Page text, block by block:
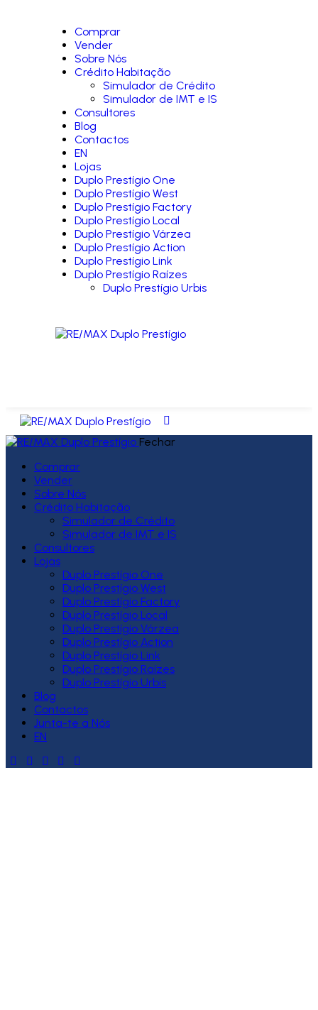
Comprar
Vender
Sobre Nós
Crédito Habitação
Simulador de Crédito
Simulador de IMT e IS
Consultores
Blog
Contactos
EN
Lojas
Duplo Prestígio One
Duplo Prestígio West
Duplo Prestígio Factory
Duplo Prestígio Local
Duplo Prestígio Várzea
Duplo Prestígio Action
Duplo Prestígio Link
Duplo Prestígio Raízes
Duplo Prestígio Urbis
Fechar
Comprar
Vender
Sobre Nós
Crédito Habitação
Simulador de Crédito
Simulador de IMT e IS
Consultores
Lojas
Duplo Prestígio One
Duplo Prestígio West
Duplo Prestígio Factory
Duplo Prestígio Local
Duplo Prestígio Várzea
Duplo Prestígio Action
Duplo Prestígio Link
Duplo Prestígio Raízes
Duplo Prestígio Urbis
Blog
Contactos
Junta-te a Nós
EN